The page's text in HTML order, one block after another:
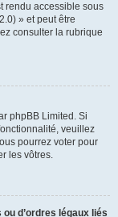
rendu accessible sous
» et peut être
consulter la rubrique
phpBB Limited. Si
veuillez
pourrez voter pour
les vôtres.
d’ordres légaux liés